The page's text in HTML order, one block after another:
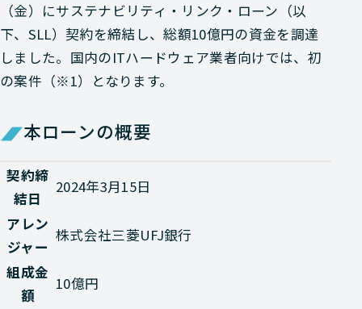
（金）にサステナビリティ・リンク・ローン（以
下、SLL）契約を締結し、総額10億円の資金を調達
しました。国内のITハードウェア業者向けでは、初
の案件（※1）となります。
本ローンの概要
契約締
結日
2024年3月15日
アレン
ジャー
株式会社三菱UFJ銀行
組成金
額
10億円